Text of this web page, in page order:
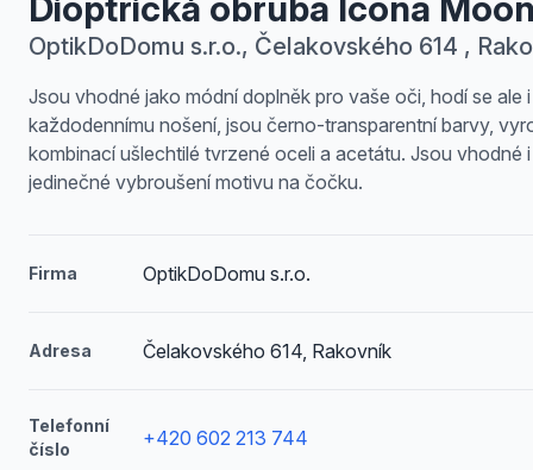
OptikDoDomu s.r.o., Čelakovského 614 ,
Jsou vhodné jako módní doplněk pro vaše oči, hodí se ale
každodennímu nošení, jsou černo-transparentní barvy,
kombinací ušlechtilé tvrzené oceli a acetátu. Jsou vhodné
jedinečné vybroušení motivu na čočku.
Firma OptikDoDomu s.r.o.
Adresa Čelakovského 614, Rakovník
Telefonní
číslo
+420 602 213 744